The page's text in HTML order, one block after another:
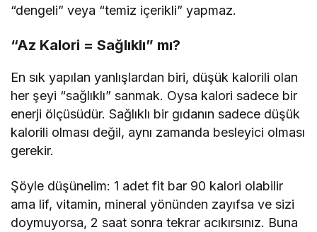
“dengeli” veya “temiz içerikli” yapmaz.
“Az Kalori = Sağlıklı” mı?
En sık yapılan yanlışlardan biri, düşük kalorili olan
her şeyi “sağlıklı” sanmak. Oysa kalori sadece bir
enerji ölçüsüdür. Sağlıklı bir gıdanın sadece düşük
kalorili olması değil, aynı zamanda besleyici olması
gerekir.
Şöyle düşünelim: 1 adet fit bar 90 kalori olabilir
ama lif, vitamin, mineral yönünden zayıfsa ve sizi
doymuyorsa, 2 saat sonra tekrar acıkırsınız. Buna